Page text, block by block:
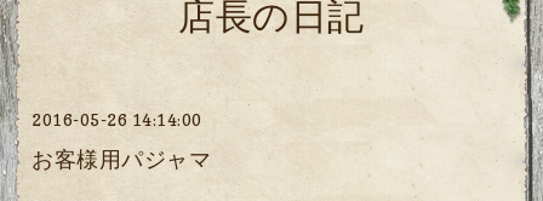
店長の日記
2016-05-26 14:14:00
お客様用パジャマ